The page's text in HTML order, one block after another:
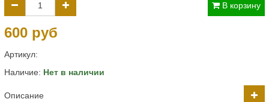
В корзину
600 руб
Артикул:
Наличие: Нет в наличии
Описание